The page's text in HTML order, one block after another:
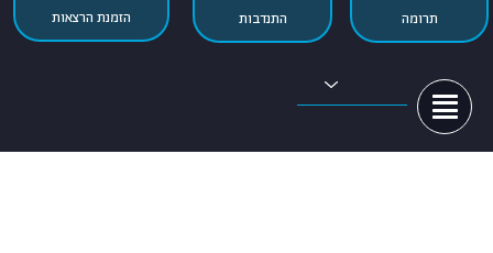
תרומה התנדבות הזמנת הרצאות
HEB
